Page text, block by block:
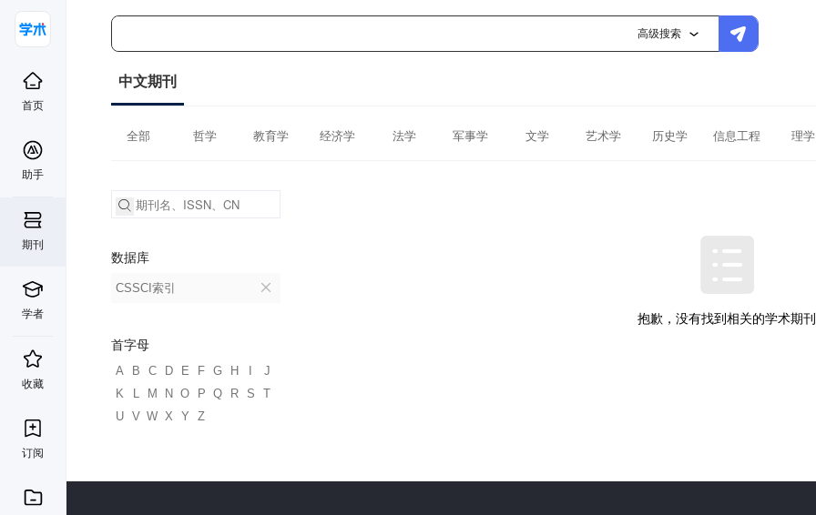
高级搜索
首页
助手
期刊
学者
收藏
订阅
中文期刊
全部 哲学 教育学 经济学 法学 军事学 文学 艺术学 历史学 信息工程 理学
数据库
CSSCI索引
首字母
A B C D E F G H
J
K
L M N O P Q R S
T
U
V W X Y Z
抱歉，没有找到相关的学术期刊